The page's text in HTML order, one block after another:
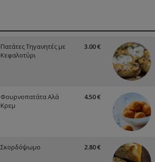
Πατάτες Τηγανητές με
Κεφαλοτύρι
3.00 €
Φουρνοπατάτα Αλά
Κρεμ
4.50 €
Σκορδόψωμο 2.80 €